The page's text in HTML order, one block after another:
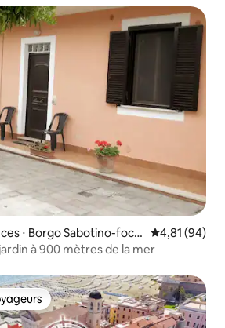
⋅ Borgo Sabotino-foce
Évaluation
4,81 (94)
à 900 mètres de la mer
les plus appréciés